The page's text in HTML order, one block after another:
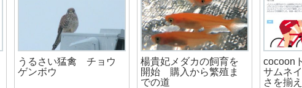
うるさい猛禽 チョウ
ゲンボウ
楊貴妃メダカの飼育を
開始 購入から繁殖ま
での道
cocoon
サムネ
さを揃